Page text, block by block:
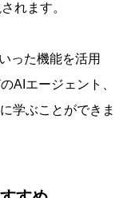
れます。
った機能を活用
AIエージェント、
学ぶことができま